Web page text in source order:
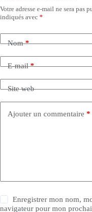
Votre adresse e-mail ne sera pas
indiqués avec *
Nom*
E-mail*
Site web
Ajouter un commentaire *
Enregistrer mon nom,
navigateur pour mon